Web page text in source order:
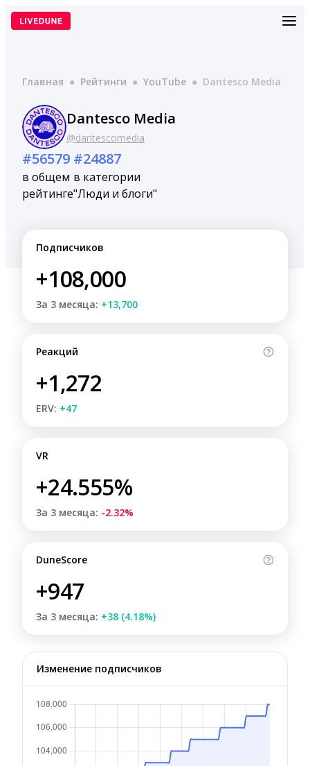
Перейти
Главная ● Рейтинги ● YouTube ● Dantesco Media
Dantesco Media
@dantescomedia
#56579
в общем
рейтинге
#24887
в категории
"Люди и блоги"
Подписчиков
+108,000
За 3 месяца: +13,700
Реакций
+1,272
ERV: +47
VR
+24.555%
За 3 месяца: -2.32%
DuneScore
+947
За 3 месяца: +38 (4.18%)
Изменение подписчиков